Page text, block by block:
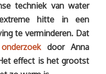
techniek van water
hitte in een
te verminderen. Dat
door Anna
effect is het grootst